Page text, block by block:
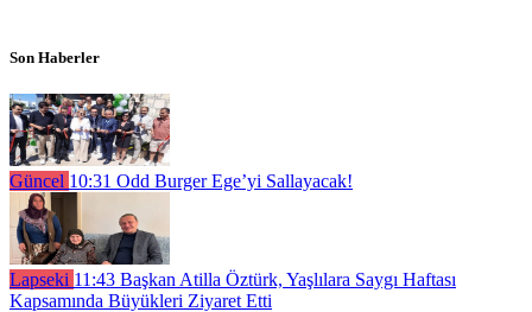
Son Haberler
Güncel 10:31 Odd Burger Ege’yi Sallayacak!
Lapseki 11:43 Başkan Atilla Öztürk, Yaşlılara Saygı Haftası
Kapsamında Büyükleri Ziyaret Etti